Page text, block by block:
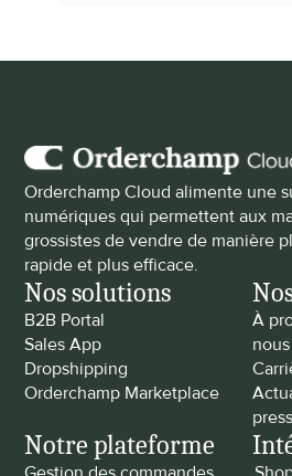
Orderchamp Cloud alimente une
numériques qui permettent aux
grossistes de vendre de manière
rapide et plus efficace.
Nos solutions
B2B Portal
Sales App
Dropshipping
Orderchamp Marketplace
À
nous
Notre plateforme